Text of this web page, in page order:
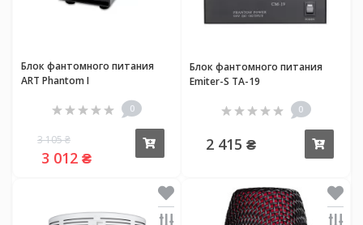
Блок фантомного питания
ART Phantom I
0
3 105 ₴
3 012 ₴
Блок фантомного питания
Emiter-S TA-19
0
2 415 ₴